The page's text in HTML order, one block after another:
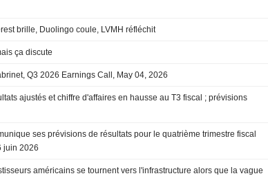
brille, Duolingo coule, LVMH réfléchit
ça discute
Q3 2026 Earnings Call, May 04, 2026
ajustés et chiffre d'affaires en hausse au T3 fiscal ; prévisions
ses prévisions de résultats pour le quatrième trimestre fiscal
juin 2026
américains se tournent vers l'infrastructure alors que la vague